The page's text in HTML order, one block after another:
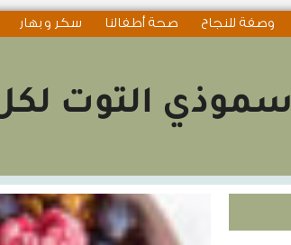
وصفة للنجاح صحة أطفالنا سكر و بهار
سموذي التوت